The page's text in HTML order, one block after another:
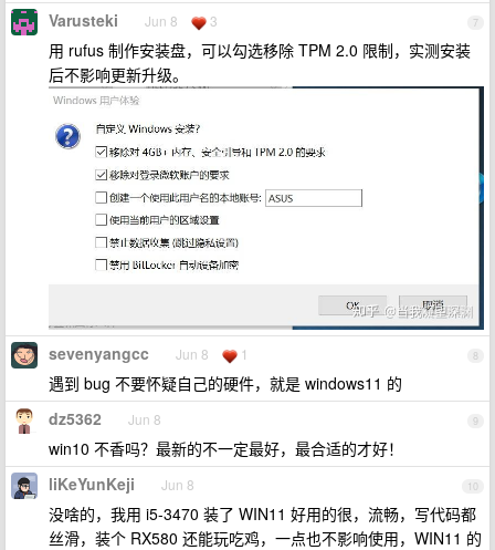
7
Varusteki Jun 8 3
用 rufus 制作安装盘，可以勾选移除 TPM 2.0 限制，实测安装
后不影响更新升级。
8
sevenyangcc Jun 8 1
遇到 bug 不要怀疑自己的硬件，就是 windows11 的
9
dz5362 Jun 8
win10 不香吗？最新的不一定最好，最合适的才好！
10
liKeYunKeji Jun 8
没啥的，我用 i5-3470 装了 WIN11 好用的很，流畅，写代码都
丝滑，装个 RX580 还能玩吃鸡，一点也不影响使用，WIN11 的